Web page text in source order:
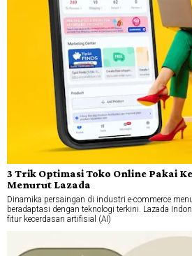
3 Trik Optimasi Toko Online Pakai
Menurut Lazada
Dinamika persaingan di industri e-commerce
beradaptasi dengan teknologi terkini. Lazada
fitur kecerdasan artifisial (AI)